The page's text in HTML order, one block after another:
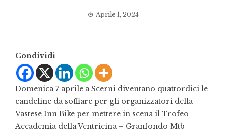
Aprile 1, 2024
Condividi
Domenica 7 aprile a Scerni diventano quattordici le
candeline da soffiare per gli organizzatori della
Vastese Inn Bike per mettere in scena il Trofeo
Accademia della Ventricina – Granfondo Mtb